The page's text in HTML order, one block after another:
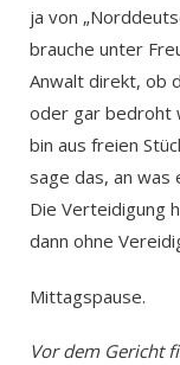
ja von
brauche unter
Anwalt direkt, ob
oder gar bedroht
bin aus freien
sage das, an was
Die Verteidigung
dann ohne
Mittagspause.
Vor dem Gericht